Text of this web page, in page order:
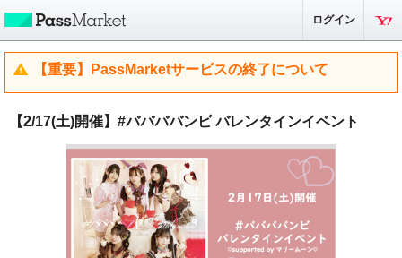
ログイン
【重要】PassMarketサービスの終了について
【2/17(土)開催】#ババババンビ バレンタインイベント